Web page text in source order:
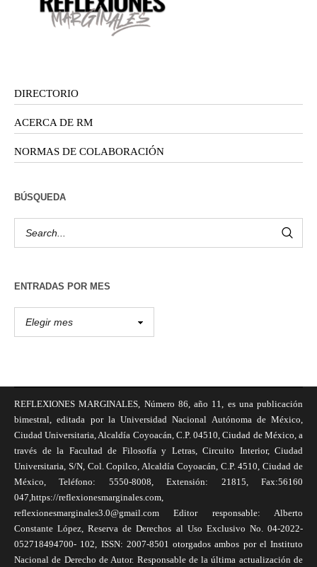
DIRECTORIO
ACERCA DE RM
NORMAS DE COLABORACIÓN
BÚSQUEDA
ENTRADAS POR MES
REFLEXIONES MARGINALES, Número 86, año 11, es una publicación
bimestral, editada por la Universidad Nacional Autónoma de México,
Ciudad Universitaria, Alcaldía Coyoacán, C.P. 04510, Ciudad de México, a
través de la Facultad de Filosofía y Letras, Circuito Interior, Ciudad
Universitaria, S/N, Col. Copilco, Alcaldía Coyoacán, C.P. 4510, Ciudad de
México, Teléfono: 5550-8008, Extensión: 21815, Fax:56160
047,https://reflexionesmarginales.com,
reflexionesmarginales3.0@gmail.com Editor responsable: Alberto
Constante López, Reserva de Derechos al Uso Exclusivo No. 04-2022-
052718494700- 102, ISSN: 2007-8501 otorgados ambos por el Instituto
Nacional de Derecho de Autor. Responsable de la última actualización de